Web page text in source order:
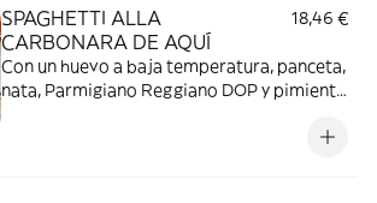
SPAGHETTI ALLA
CARBONARA DE AQUÍ
18,46 €
Con un huevo a baja temperatura, panceta,
nata, Parmigiano Reggiano DOP y pimienta